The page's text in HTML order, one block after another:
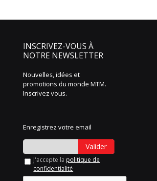
INSCRIVEZ-VOUS À
NOTRE NEWSLETTER
Nouvelles, idées et
promotions du monde MTM.
Inscrivez vous.
Enregistrez votre email
Valider
J'accepte la politique de
confidentialité